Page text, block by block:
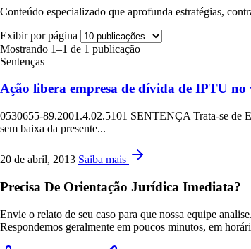
Conteúdo especializado que aprofunda estratégias,
Exibir por página
Mostrando 1–1 de 1 publicação
Sentenças
Ação libera empresa de dívida de IPTU no
0530655-89.2001.4.02.5101 SENTENÇA Trata-se
sem baixa da presente...
20 de abril, 2013 Saiba mais
Precisa De Orientação Jurídica Imediata?
Envie o relato de seu caso para que nossa equipe analise.
Respondemos geralmente em poucos minutos, em